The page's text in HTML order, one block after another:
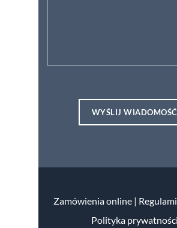
Zamówienia online|
Polityka prywatności